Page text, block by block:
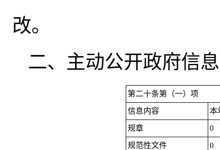
改。
二、主动公开政府信
第二十条第（一）项
信息内容 本
规章 0
规范性文件 0